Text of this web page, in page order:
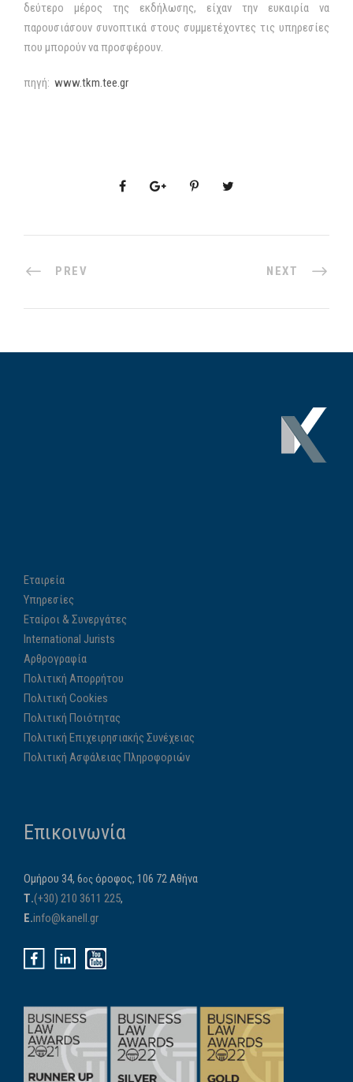
δεύτερο μέρος της εκδήλωσης, είχαν την ευκαιρία να
παρουσιάσουν συνοπτικά στους συμμετέχοντες τις υπηρεσίες
που μπορούν να προσφέρουν.
πηγή: www.tkm.tee.gr
PREV NEXT
Εταιρεία
Υπηρεσίες
Εταίροι & Συνεργάτες
International Jurists
Αρθρογραφία
Πολιτική Απορρήτου
Πολιτική Cookies
Πολιτική Ποιότητας
Πολιτική Επιχειρησιακής Συνέχειας
Πολιτική Ασφάλειας Πληροφοριών
Επικοινωνία
Ομήρου 34, 6ος όροφος, 106 72 Αθήνα
Τ.(+30) 210 3611 225,
E.info@kanell.gr